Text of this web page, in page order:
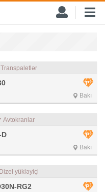
Transpaletlər
Bakı
Avtokranlar
D
Bakı
Dizel yükləyiçi
RG2